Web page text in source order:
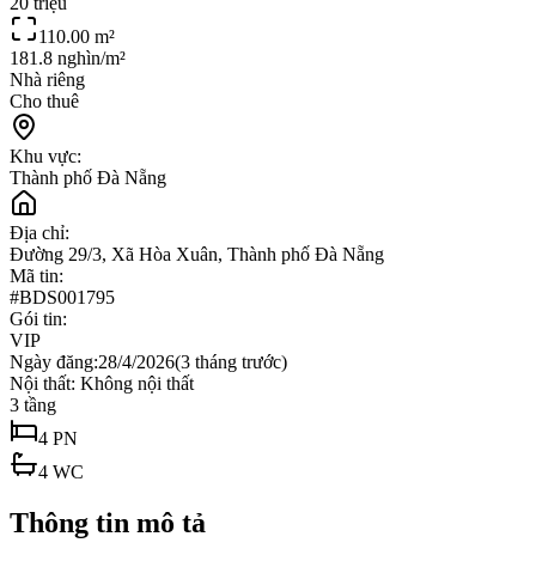
110.00 m²
181.8 nghìn/m²
Nhà riêng
Cho thuê
Khu vực:
Thành phố Đà Nẵng
Địa chỉ:
Đường 29/3, Xã Hòa Xuân, Thành phố Đà Nẵng
Mã tin:
#BDS001795
Gói tin:
VIP
Ngày đăng:28/4/2026(3 tháng trước)
Nội thất: Không nội thất
3 tầng
4 PN
4 WC
Thông tin mô tả